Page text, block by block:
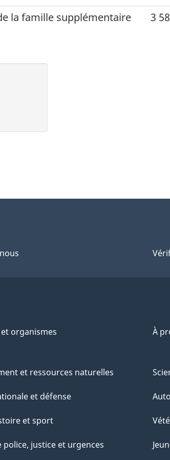
la famille supplémentaire 3
organismes À
et ressources naturelles
et défense
et sport
police, justice et urgences